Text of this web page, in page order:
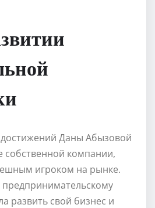
Даны Абызовой
собственной компании,
игроком на рынке.
предпринимательскому
развить свой бизнес и